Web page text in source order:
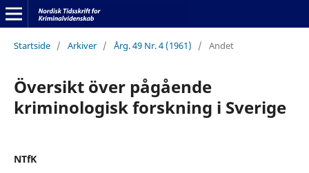
Startside / Arkiver / Årg. 49 Nr. 4 (1961) / Andet
Översikt över pågående
kriminologisk forskning i Sverige
NTfK